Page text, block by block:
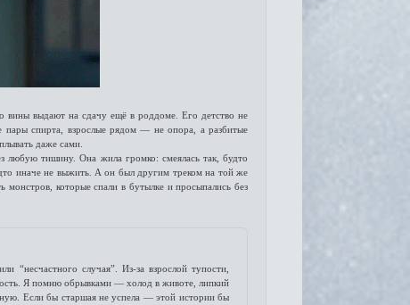
вины выдают на сдачу ещё в роддоме. Его детство не
спирта, взрослые рядом — не опора, а разбитые
даже сами.
любую тишину. Она жила громко: смеялась так, будто
иначе не выжить. А он был другим треком на той же
которые спали в бутылке и просыпались без
“несчастного случая”. Из-за взрослой тупости,
Я помню обрывками — холод в животе, липкий
Если бы старшая не успела — этой истории бы